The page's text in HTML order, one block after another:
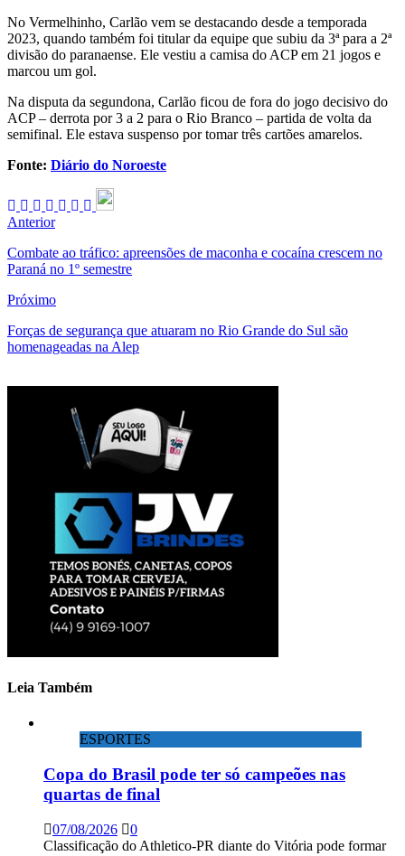
No Vermelhinho, Carlão vem se destacando desde a temporada
2023, quando também foi titular da equipe que subiu da 3ª para a 2ª
divisão do paranaense. Ele vestiu a camisa do ACP em 21 jogos e
marcou um gol.
Na disputa da segundona, Carlão ficou de fora do jogo decisivo do
ACP – derrota por 3 a 2 para o Rio Branco – partida de volta da
semifinal. Ele estava suspenso por tomar três cartões amarelos.
Fonte: Diário do Noroeste
Anterior
Combate ao tráfico: apreensões de maconha e cocaína crescem no
Paraná no 1º semestre
Próximo
Forças de segurança que atuaram no Rio Grande do Sul são
homenageadas na Alep
Leia Também
ESPORTES
Copa do Brasil pode ter só campeões nas
quartas de final
07/08/2026
0
Classificação do Athletico-PR diante do Vitória pode formar